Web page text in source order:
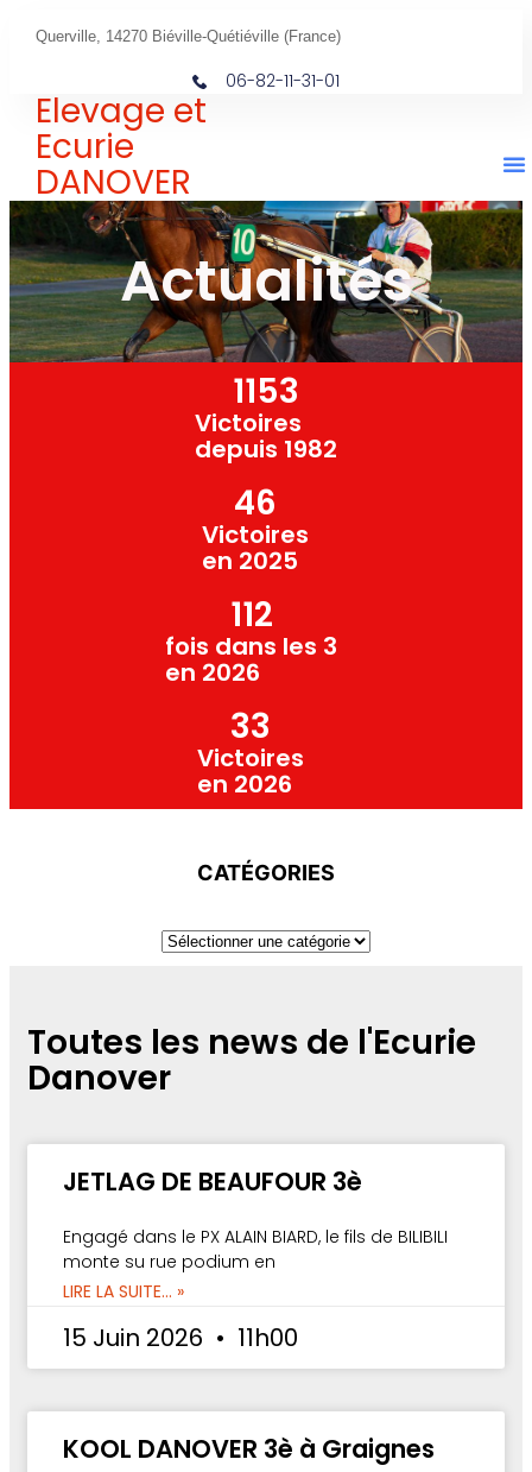
Querville, 14270 Biéville-Quétiéville (France)
06-82-11-31-01
Elevage et
Ecurie
DANOVER
Actualités
Victoires
depuis 1982
1153
Victoires
en 2025
46
fois dans les 3
en 2026
112
Victoires
en 2026
33
CATÉGORIES
Toutes les news de l'Ecurie
Danover
JETLAG DE BEAUFOUR 3è
Engagé dans le PX ALAIN BIARD, le fils de BILIBILI
monte su rue podium en
LIRE LA SUITE... »
15 Juin 2026 11h00
KOOL DANOVER 3è à Graignes